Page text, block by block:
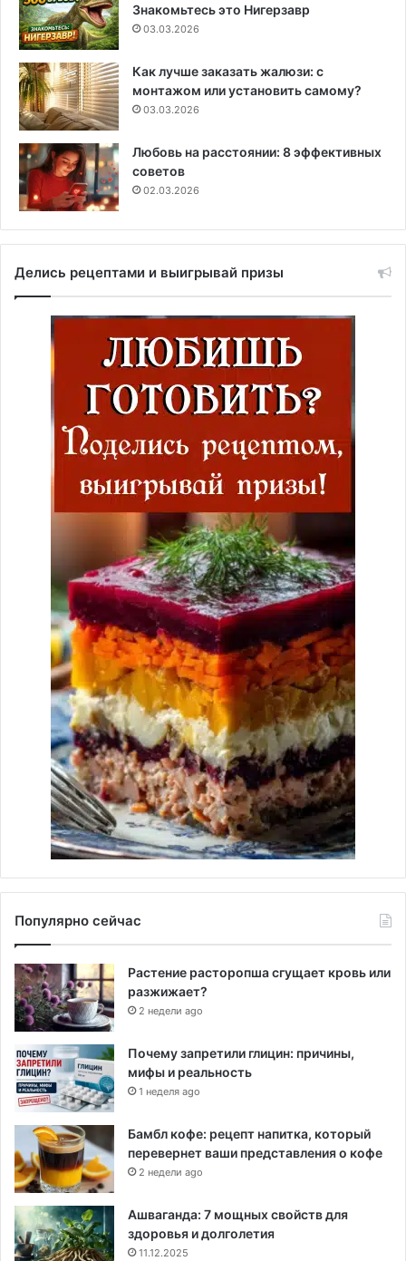
Знакомьтесь это Нигерзавр
03.03.2026
Как лучше заказать жалюзи: с
монтажом или установить самому?
03.03.2026
Любовь на расстоянии: 8 эффективных
советов
02.03.2026
Делись рецептами и выигрывай призы
Популярно сейчас
Растение расторопша сгущает кровь или
разжижает?
2 недели ago
Почему запретили глицин: причины,
мифы и реальность
1 неделя ago
Бамбл кофе: рецепт напитка, который
перевернет ваши представления о кофе
2 недели ago
Ашваганда: 7 мощных свойств для
здоровья и долголетия
11.12.2025